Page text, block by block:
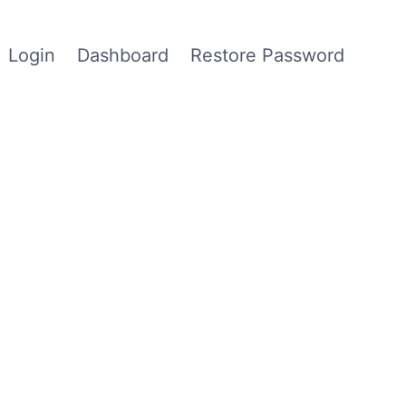
Login Dashboard Restore Password